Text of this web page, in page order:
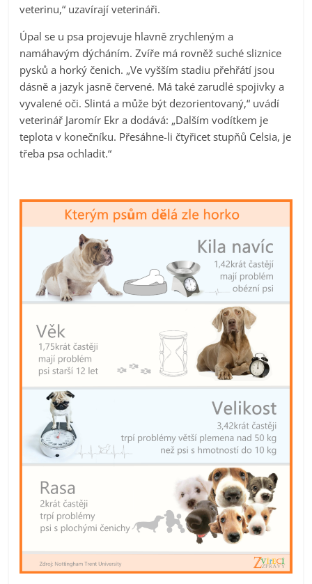
veterinu,“ uzavírají veterináři.
Úpal se u psa projevuje hlavně zrychleným a
namáhavým dýcháním. Zvíře má rovněž suché sliznice
pysků a horký čenich. „Ve vyšším stadiu přehřátí jsou
dásně a jazyk jasně červené. Má také zarudlé spojivky a
vyvalené oči. Slintá a může být dezorientovaný,“ uvádí
veterinář Jaromír Ekr a dodává: „Dalším vodítkem je
teplota v konečníku. Přesáhne-li čtyřicet stupňů Celsia, je
třeba psa ochladit.“